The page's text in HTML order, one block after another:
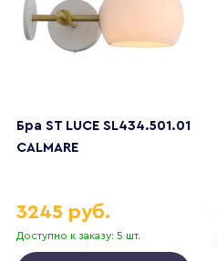
Бра ST LUCE SL434.501.01
CALMARE
Доступно к заказу: 5 шт.
3245 руб.